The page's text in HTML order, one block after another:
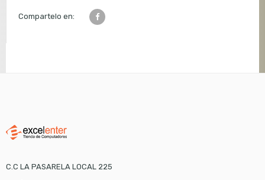
Compartelo en:
C.C LA PASARELA LOCAL 225